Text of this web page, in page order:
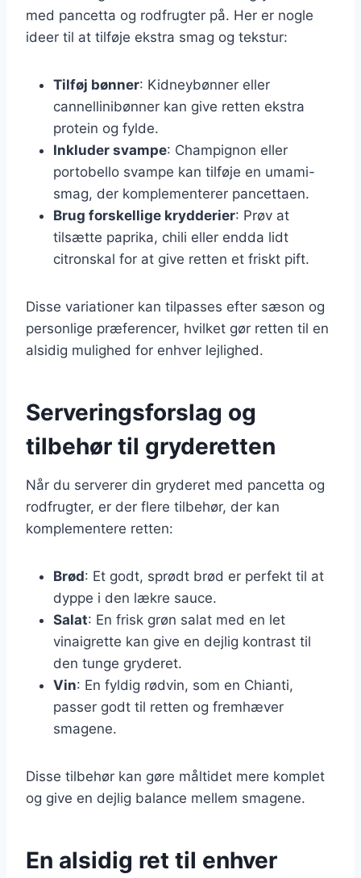
med pancetta og rodfrugter på. Her er nogle
ideer til at tilføje ekstra smag og tekstur:
Tilføj bønner: Kidneybønner eller
cannellinibønner kan give retten ekstra
protein og fylde.
Inkluder svampe: Champignon eller
portobello svampe kan tilføje en umami-
smag, der komplementerer pancettaen.
Brug forskellige krydderier: Prøv at
tilsætte paprika, chili eller endda lidt
citronskal for at give retten et friskt pift.
Disse variationer kan tilpasses efter sæson og
personlige præferencer, hvilket gør retten til en
alsidig mulighed for enhver lejlighed.
Serveringsforslag og
tilbehør til gryderetten
Når du serverer din gryderet med pancetta og
rodfrugter, er der flere tilbehør, der kan
komplementere retten:
Brød: Et godt, sprødt brød er perfekt til at
dyppe i den lækre sauce.
Salat: En frisk grøn salat med en let
vinaigrette kan give en dejlig kontrast til
den tunge gryderet.
Vin: En fyldig rødvin, som en Chianti,
passer godt til retten og fremhæver
smagene.
Disse tilbehør kan gøre måltidet mere komplet
og give en dejlig balance mellem smagene.
En alsidig ret til enhver